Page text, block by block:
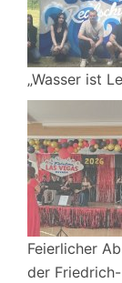
„Wasser ist
Feierlicher
der